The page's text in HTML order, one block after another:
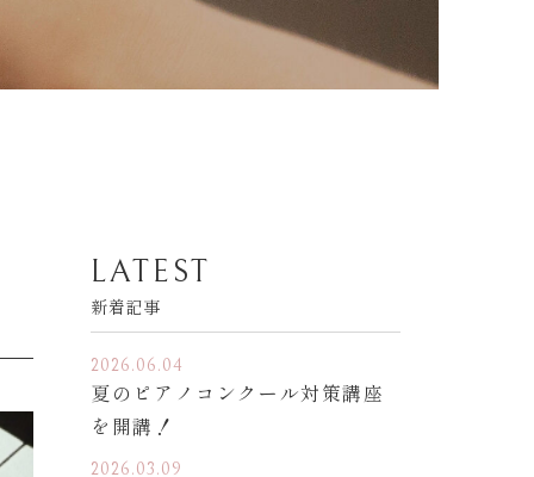
LATEST
新着記事
2026.06.04
夏のピアノコンクール対策講座
を開講！
2026.03.09